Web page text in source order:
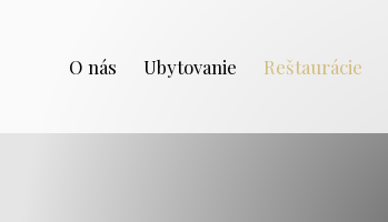
O nás Ubytovanie Reštaurácie